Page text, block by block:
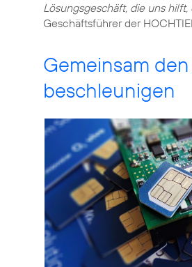
Lösungsgeschäft, die uns
Geschäftsführer der
Gemeinsam
beschleunigen